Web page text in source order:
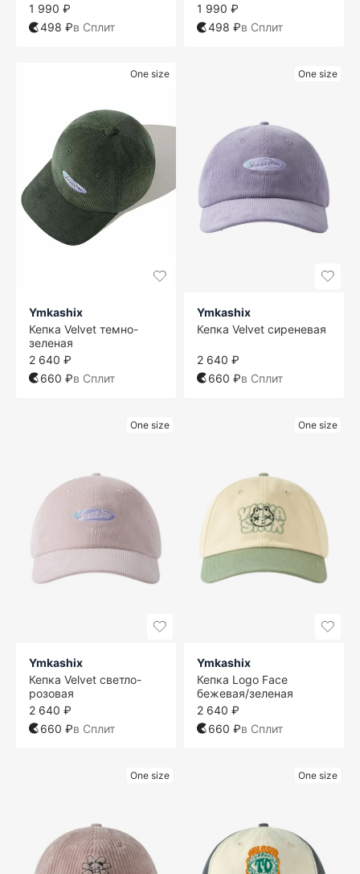
1 990 ₽
498 ₽в Сплит
1 990 ₽
498 ₽в Сплит
One size
Ymkashix
Кепка Velvet темно-
зеленая
2 640 ₽
660 ₽в Сплит
One size
Ymkashix
Кепка Velvet сиреневая
2 640 ₽
660 ₽в Сплит
One size
Ymkashix
Кепка Velvet светло-
розовая
2 640 ₽
660 ₽в Сплит
One size
Ymkashix
Кепка Logo Face
бежевая/зеленая
2 640 ₽
660 ₽в Сплит
One size One size